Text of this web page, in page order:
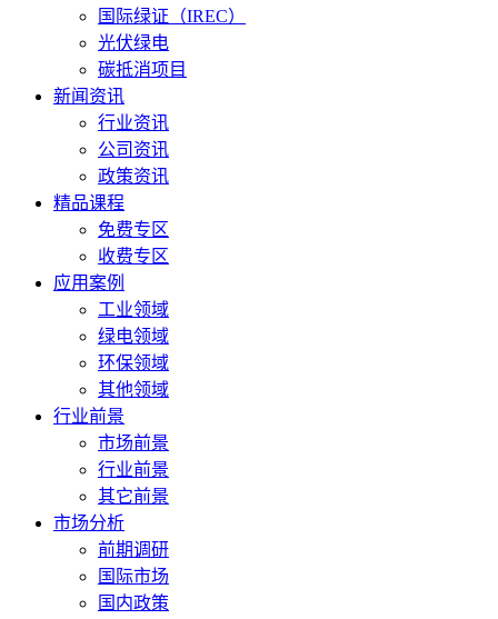
国际绿证（IREC）
光伏绿电
碳抵消项目
新闻资讯
行业资讯
公司资讯
政策资讯
精品课程
免费专区
收费专区
应用案例
工业领域
绿电领域
环保领域
其他领域
行业前景
市场前景
行业前景
其它前景
市场分析
前期调研
国际市场
国内政策